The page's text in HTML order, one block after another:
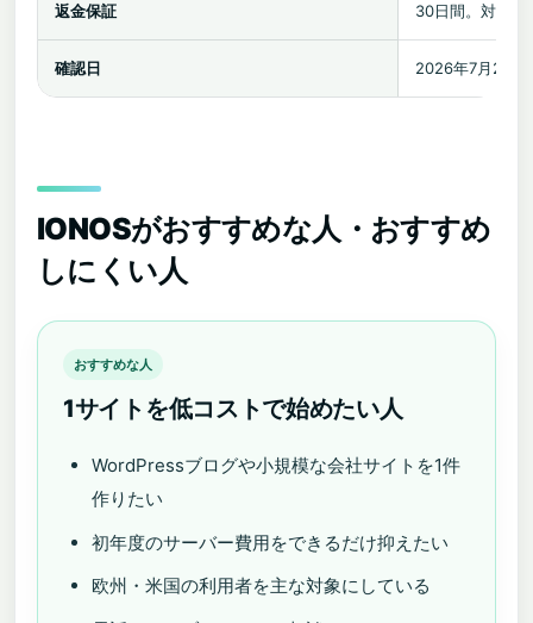
返金保証 30日間。対象条
確認日 2026年7月27日
IONOSがおすすめな人・おすすめ
しにくい人
おすすめな人
1サイトを低コストで始めたい人
WordPressブログや小規模な会社サイトを1件
作りたい
初年度のサーバー費用をできるだけ抑えたい
欧州・米国の利用者を主な対象にしている